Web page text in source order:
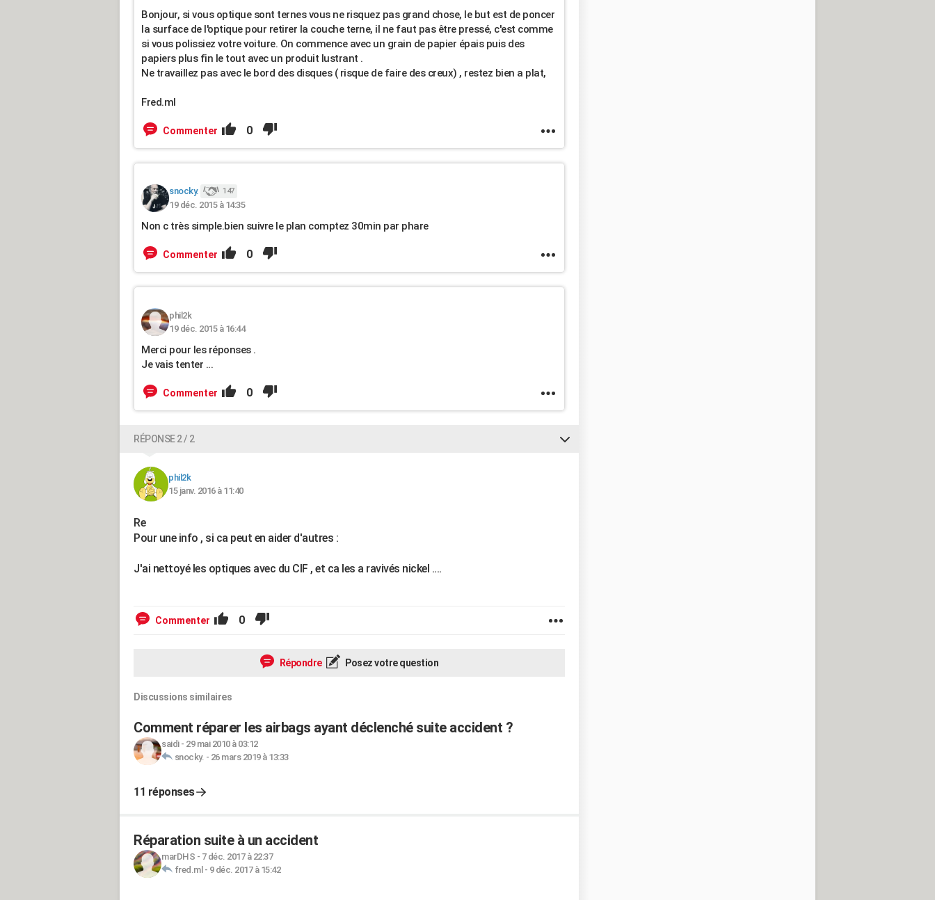
Bonjour, si vous optique sont ternes vous ne risquez pas grand chose, le but est de poncer
la surface de l'optique pour retirer la couche terne, il ne faut pas être pressé, c'est comme
si vous polissiez votre voiture. On commence avec un grain de papier épais puis des
papiers plus fin le tout avec un produit lustrant .
Ne travaillez pas avec le bord des disques ( risque de faire des creux) , restez bien a plat,
Fred.ml
Commenter 0
snocky. 147
19 déc. 2015 à 14:35
Non c très simple.bien suivre le plan comptez 30min par phare
Commenter 0
phil2k
19 déc. 2015 à 16:44
Merci pour les réponses .
Je vais tenter ...
Commenter 0
RÉPONSE 2 / 2
phil2k
15 janv. 2016 à 11:40
Re
Pour une info , si ca peut en aider d'autres :
J'ai nettoyé les optiques avec du CIF , et ca les a ravivés nickel ....
Commenter 0
Répondre Posez votre question
Discussions similaires
Comment réparer les airbags ayant déclenché suite accident ?
saidi- 29 mai 2010 à 03:12
snocky. - 26 mars 2019 à 13:33
11 réponses
Réparation suite à un accident
marDHS - 7 déc. 2017 à 22:37
fred.ml- 9 déc. 2017 à 15:42